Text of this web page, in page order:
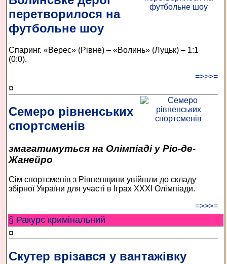
перетворилося на
футбольне шоу
Спаринг. «Верес» (Рівне) – «Волинь» (Луцьк) – 1:1
(0:0).
=>>>=
¤
Семеро рівненських
спортсменів
змагатимуться на Олімпіаді у Ріо-де-
Жанейро
Сім спортсменів з Рівненщини увійшли до складу
збірної України для участі в Іграх ХХХІ Олімпіади.
=>>>=
§ Ракурс кримінальний
¤
Скутер врізався у вантажівку